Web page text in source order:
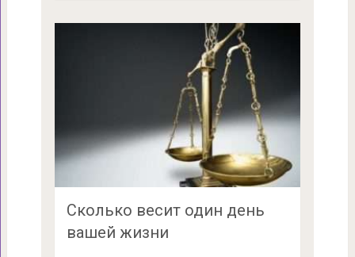
Сколько весит один день
вашей жизни